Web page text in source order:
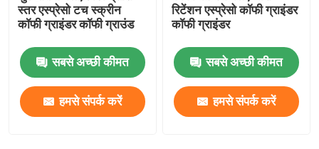
स्तर एस्प्रेसो टच स्क्रीन
कॉफी ग्राइंडर कॉफी ग्राउंड
सबसे अच्छी कीमत
हमसे संपर्क करें
रिटेंशन एस्प्रेसो कॉफी ग्राइंडर
कॉफी ग्राइंडर
सबसे अच्छी कीमत
हमसे संपर्क करें